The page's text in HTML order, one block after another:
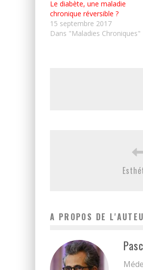
Le diabète, une maladie
chronique réversible ?
15 septembre 2017
Dans "Maladies Chroniques"
A PROPOS DE